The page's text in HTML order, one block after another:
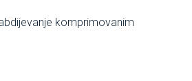
komprimovanim